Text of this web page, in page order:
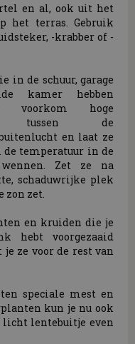
en al, ook uit het
het terras. Gebruik
-krabber of -
in de schuur, garage
kamer hebben
voorkom hoge
tussen de
en laat ze
temperatuur in de
Zet ze na
schaduwrijke plek
zon zet.
en kruiden die je
hebt voorgezaaid
ze voor de rest van
speciale mest en
kun je nu ook
lentebuitje even